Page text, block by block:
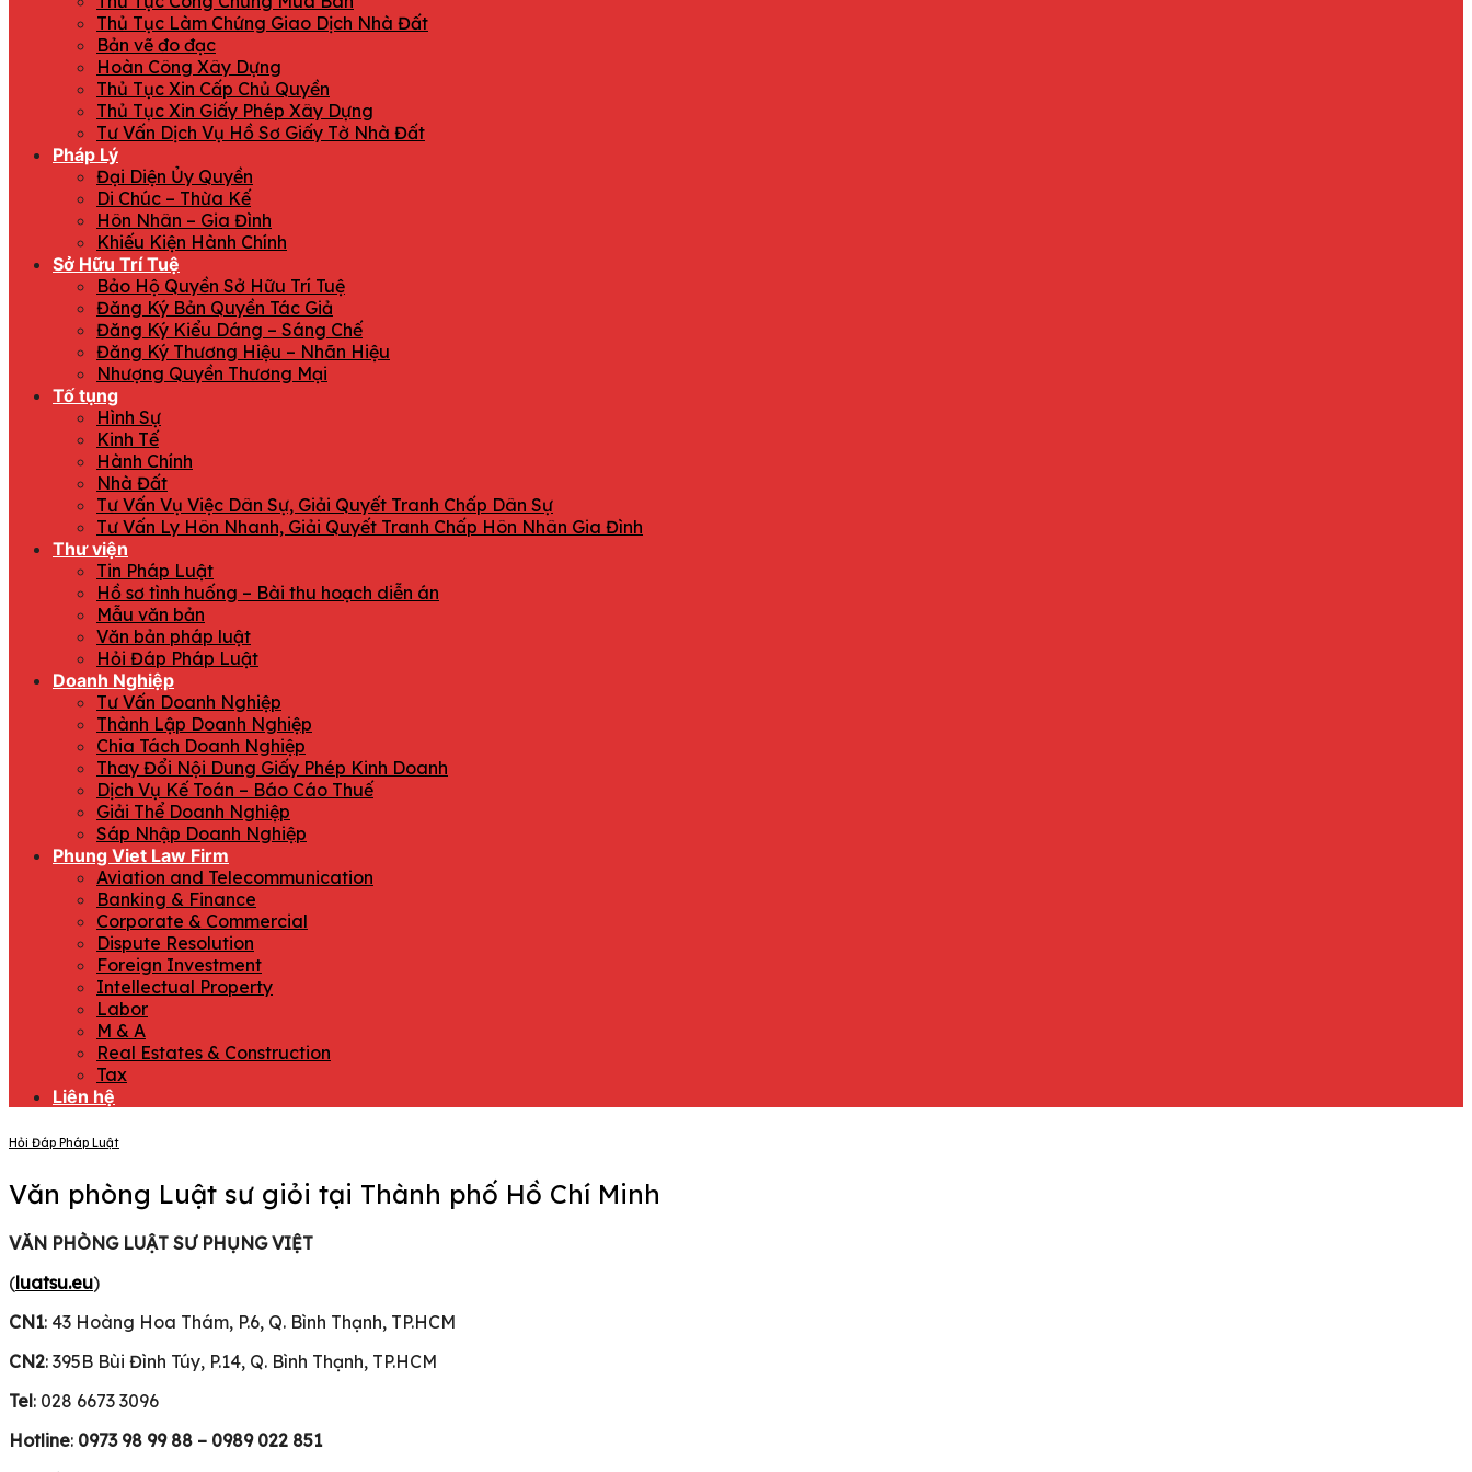
Thủ Tục Làm Chứng Giao Dịch Nhà Đất
Bản vẽ đo đạc
Hoàn Công Xây Dựng
Thủ Tục Xin Cấp Chủ Quyền
Thủ Tục Xin Giấy Phép Xây Dựng
Tư Vấn Dịch Vụ Hồ Sơ Giấy Tờ Nhà Đất
Pháp Lý
Đại Diện Ủy Quyền
Di Chúc – Thừa Kế
Hôn Nhân – Gia Đình
Khiếu Kiện Hành Chính
Sở Hữu Trí Tuệ
Bảo Hộ Quyền Sở Hữu Trí Tuệ
Đăng Ký Bản Quyền Tác Giả
Đăng Ký Kiểu Dáng – Sáng Chế
Đăng Ký Thương Hiệu – Nhãn Hiệu
Nhượng Quyền Thương Mại
Tố tụng
Hình Sự
Kinh Tế
Hành Chính
Nhà Đất
Tư Vấn Vụ Việc Dân Sự, Giải Quyết Tranh Chấp Dân Sự
Tư Vấn Ly Hôn Nhanh, Giải Quyết Tranh Chấp Hôn Nhân Gia Đình
Thư viện
Tin Pháp Luật
Hồ sơ tình huống – Bài thu hoạch diễn án
Mẫu văn bản
Văn bản pháp luật
Hỏi Đáp Pháp Luật
Doanh Nghiệp
Tư Vấn Doanh Nghiệp
Thành Lập Doanh Nghiệp
Chia Tách Doanh Nghiệp
Thay Đổi Nội Dung Giấy Phép Kinh Doanh
Dịch Vụ Kế Toán – Báo Cáo Thuế
Giải Thể Doanh Nghiệp
Sáp Nhập Doanh Nghiệp
Phung Viet Law Firm
Aviation and Telecommunication
Banking & Finance
Corporate & Commercial
Dispute Resolution
Foreign Investment
Intellectual Property
Labor
M & A
Real Estates & Construction
Tax
Liên hệ
Hỏi Đáp Pháp Luật
Văn phòng Luật sư giỏi tại Thành phố Hồ Chí Minh
VĂN PHÒNG LUẬT SƯ PHỤNG VIỆT
(luatsu.eu)
CN1: 43 Hoàng Hoa Thám, P.6, Q. Bình Thạnh, TP.HCM
CN2: 395B Bùi Đình Túy, P.14, Q. Bình Thạnh, TP.HCM
Tel: 028 6673 3096
Hotline: 0973 98 99 88 – 0989 022 851